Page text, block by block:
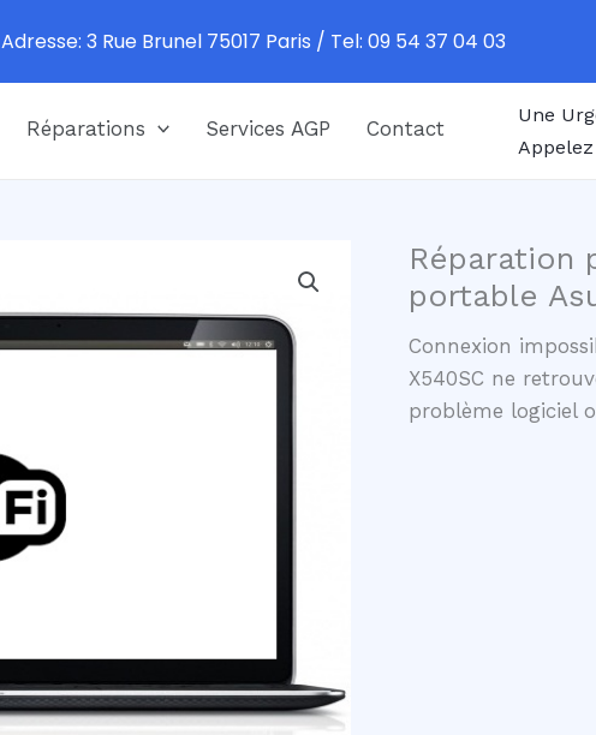
Réparations Services AGP Contact
Une
Réparation
portable
Connexion
X540SC ne
problème logiciel
Adresse: 3 Rue Brunel 75017 Paris / Tel: 09 54 37 04 03